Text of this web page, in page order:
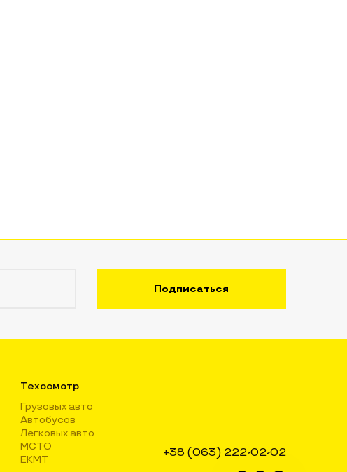
Техосмотр
Грузовых авто
Автобусов
Легковых авто
МСТО
ЕКМТ
+38 (063) 222-02-02